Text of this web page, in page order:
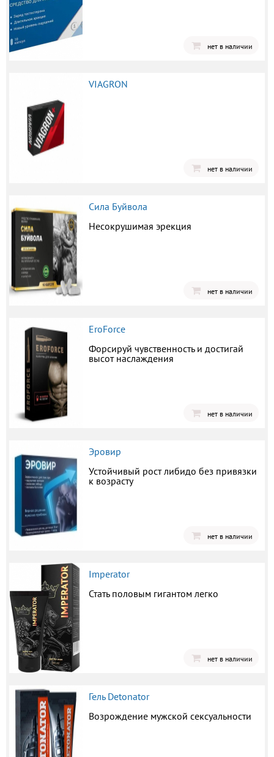
нет в наличии
VIAGRON
нет в наличии
Сила Буйвола
Несокрушимая эрекция
нет в наличии
EroForce
Форсируй чувственность и достигай
высот наслаждения
нет в наличии
Эровир
Устойчивый рост либидо без привязки
к возрасту
нет в наличии
Imperator
Стать половым гигантом легко
нет в наличии
Гель Detonator
Возрождение мужской сексуальности